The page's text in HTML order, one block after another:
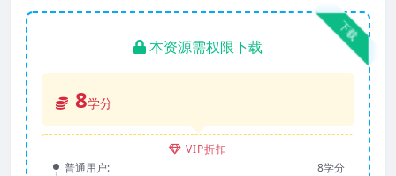
下载
本资源需权限下载
8学分
VIP折扣
普通用户:
8学分